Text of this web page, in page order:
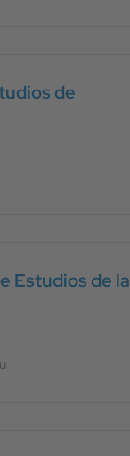
de
Estudios de la